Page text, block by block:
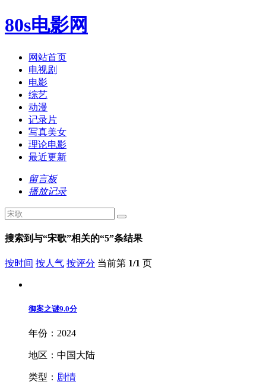
80s电影网
网站首页
电视剧
电影
综艺
动漫
记录片
写真美女
理论电影
最近更新
留言板
播放记录
搜索到与“宋歌”相关的“5”条结果
按时间 按人气 按评分 当前第 1/1 页
御案之谜9.0分
年份：2024
地区：中国大陆
类型： 剧情